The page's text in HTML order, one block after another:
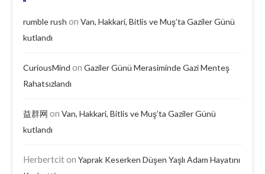
rumble rush on Van, Hakkari, Bitlis ve Muş’ta Gaziler Günü
kutlandı
CuriousMind on Gaziler Günü Merasiminde Gazi Menteş
Rahatsızlandı
益群网 on Van, Hakkari, Bitlis ve Muş’ta Gaziler Günü
kutlandı
Herbertciton Yaprak Keserken Düşen Yaşlı Adam Hayatını